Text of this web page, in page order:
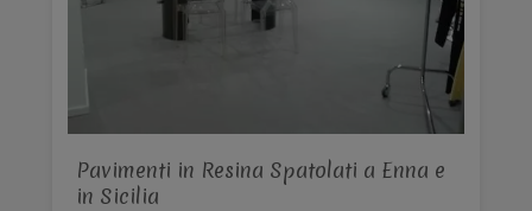
Pavimenti in Resina Spatolati a Enna e
in Sicilia